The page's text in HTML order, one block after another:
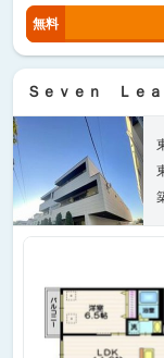
無料
Ｓｅｖｅｎ Ｌｅ